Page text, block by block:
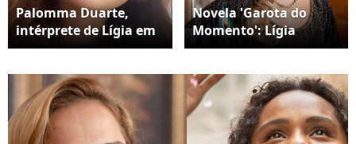
Palomma Duarte,
intérprete de Lígia em
'Garota do Momento',
loiros do cabelo e ficou
morena.
Novela 'Garota do
Momento': Lígia
(Palomma Duarte)
novela.